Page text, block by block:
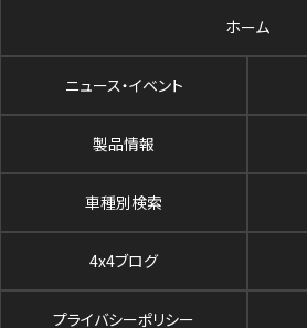
ホーム
ニュース・イベント
製品情報
車種別検索
4x4ブログ
プライバシーポリシー